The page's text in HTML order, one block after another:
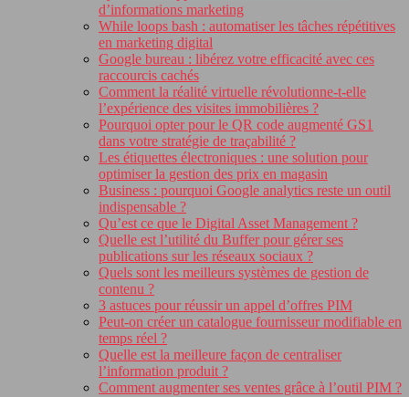
d’informations marketing
While loops bash : automatiser les tâches répétitives
en marketing digital
Google bureau : libérez votre efficacité avec ces
raccourcis cachés
Comment la réalité virtuelle révolutionne-t-elle
l’expérience des visites immobilières ?
Pourquoi opter pour le QR code augmenté GS1
dans votre stratégie de traçabilité ?
Les étiquettes électroniques : une solution pour
optimiser la gestion des prix en magasin
Business : pourquoi Google analytics reste un outil
indispensable ?
Qu’est ce que le Digital Asset Management ?
Quelle est l’utilité du Buffer pour gérer ses
publications sur les réseaux sociaux ?
Quels sont les meilleurs systèmes de gestion de
contenu ?
3 astuces pour réussir un appel d’offres PIM
Peut-on créer un catalogue fournisseur modifiable en
temps réel ?
Quelle est la meilleure façon de centraliser
l’information produit ?
Comment augmenter ses ventes grâce à l’outil PIM ?